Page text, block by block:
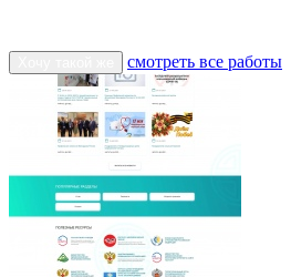
смотреть все работы